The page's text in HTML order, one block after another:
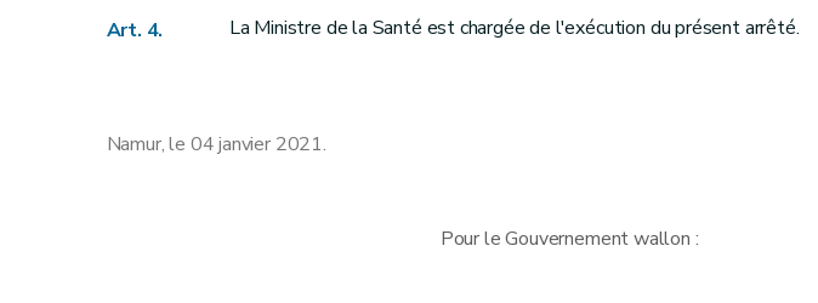
Art. 4. La Ministre de la Santé est chargée de l'exécution du présent arrêté.
Namur, le 04 janvier 2021.
Pour le Gouvernement wallon :